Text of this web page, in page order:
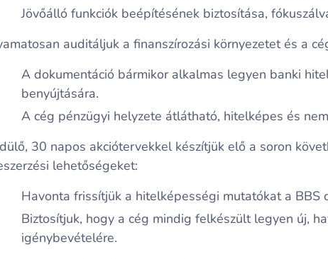
Jövőálló funkciók beépítésének biztosítása,
auditáljuk a finanszírozási környezetet és a
A dokumentáció bármikor alkalmas legyen banki
benyújtására.
A cég pénzügyi helyzete átlátható, hitelképes és
30 napos akciótervekkel készítjük elő a soron
lehetőségeket:
Havonta frissítjük a hitelképességi mutatókat a
Biztosítjuk, hogy a cég mindig felkészült legyen új,
igénybevételére.